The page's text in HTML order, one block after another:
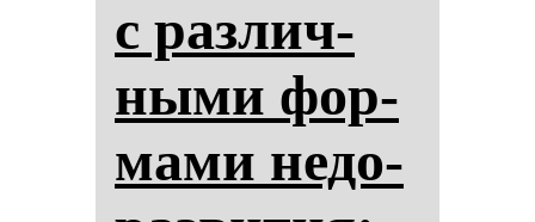
с раз­лич­
ны­ми фор­
ма­ми не­до­